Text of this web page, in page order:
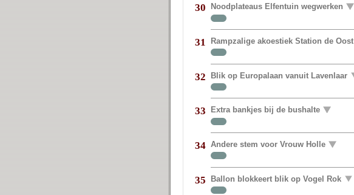
30 Noodplateaus Elfentuin wegwerken
31 Rampzalige akoestiek Station de Oost
32 Blik op Europalaan vanuit Lavenlaar
33 Extra bankjes bij de bushalte
34 Andere stem voor Vrouw Holle
35 Ballon blokkeert blik op Vogel Rok